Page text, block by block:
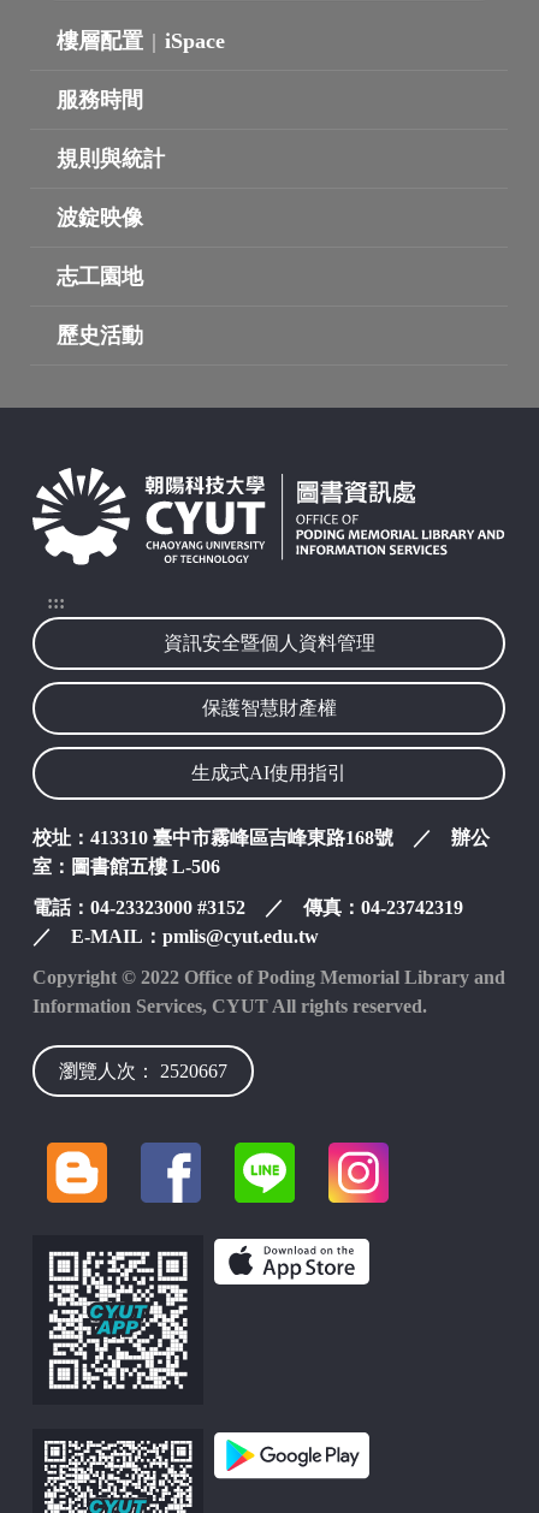
樓層配置 | iSpace
服務時間
規則與統計
波錠映像
志工園地
歷史活動
:::
資訊安全暨個人資料管理
保護智慧財產權
生成式AI使用指引
校址：413310 臺中市霧峰區吉峰東路168號 ／ 辦公
室：圖書館五樓 L-506
電話：04-23323000 #3152 ／ 傳真：04-23742319
／ E-MAIL：pmlis@cyut.edu.tw
Copyright © 2022 Office of Poding Memorial Library and
Information Services, CYUT All rights reserved.
瀏覽人次： 2520667